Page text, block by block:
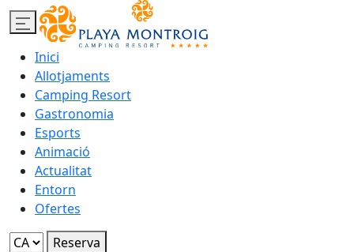
Inici
Allotjaments
Camping Resort
Gastronomia
Esports
Animació
Actualitat
Entorn
Ofertes
Reserva